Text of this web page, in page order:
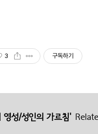
3 구독하기
영성/성인의 가르침'